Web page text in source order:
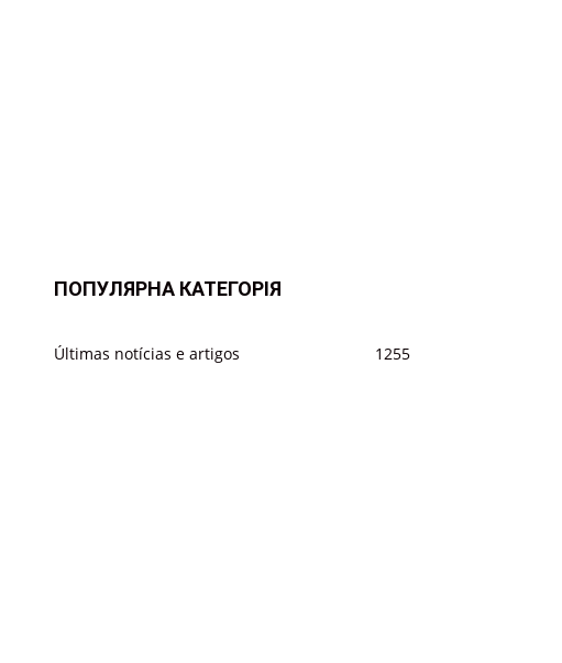
ПОПУЛЯРНА КАТЕГОРІЯ
Últimas notícias e artigos 1255